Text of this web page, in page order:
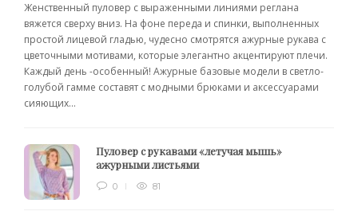
Женственный пуловер с выраженными линиями реглана
вяжется сверху вниз. На фоне переда и спинки, выполненных
простой лицевой гладью, чудесно смотрятся ажурные рукава с
цветочными мотивами, которые элегантно акцентируют плечи.
Каждый день -особенный! Ажурные базовые модели в светло-
голубой гамме составят с модными брюками и аксессуарами
сияющих...
Пуловер с рукавами «летучая мышь»
ажурными листьями
0 81